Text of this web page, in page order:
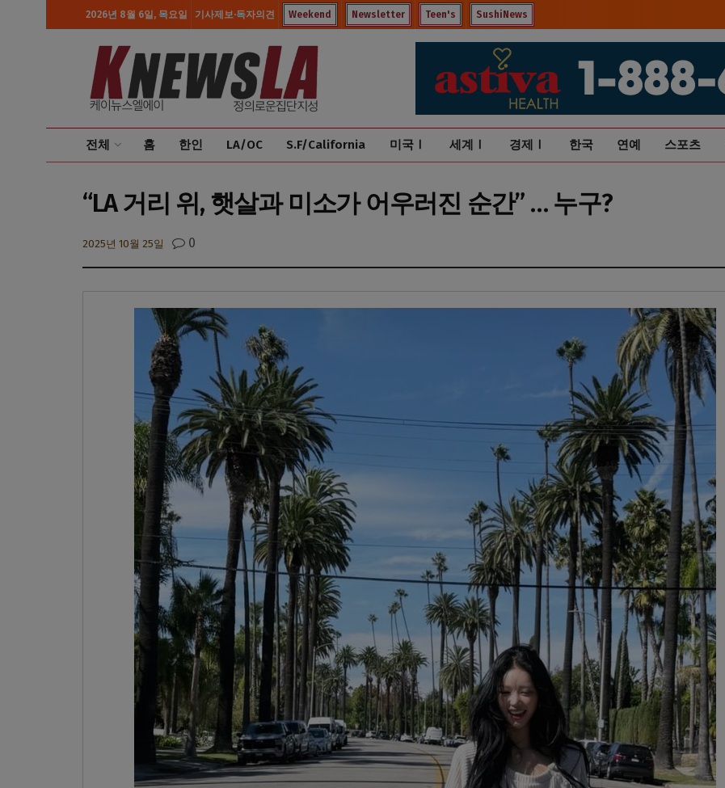
2026년 8월 6일, 목요일 기사제보·독자의견 Weekend Newsletter Teen's SushiNews
전체 홈 한인 LA/OC S.F/California 미국Ⅰ 세계Ⅰ 경제Ⅰ 한국 연예 스포츠
“LA 거리 위, 햇살과 미소가 어우러진 순간” … 누구?
2025년 10월 25일 0